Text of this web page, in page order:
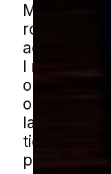
Mus kan
rolige
adgang til
I mindre
omkring
områder,
længere
tidligt, så
problem i